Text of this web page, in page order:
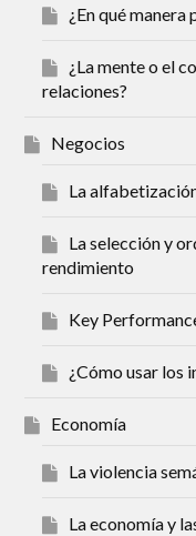
¿En qué manera
¿La mente o el
relaciones?
Negocios
La
La selección y
rendimiento
Key
¿Cómo usar los
Economía
La violencia
La economía y